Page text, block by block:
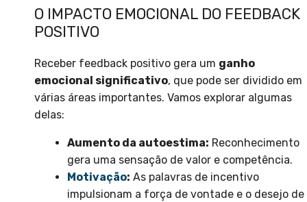
O IMPACTO EMOCIONAL DO FEEDBACK
POSITIVO
Receber feedback positivo gera um ganho
emocional significativo, que pode ser dividido em
várias áreas importantes. Vamos explorar algumas
delas:
Aumento da autoestima: Reconhecimento
gera uma sensação de valor e competência.
Motivação: As palavras de incentivo
impulsionam a força de vontade e o desejo de